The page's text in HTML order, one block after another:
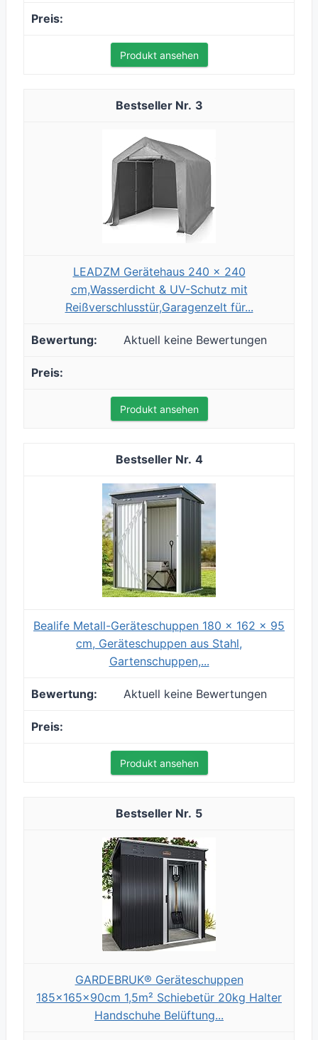
Produkt ansehen
3
LEADZM Gerätehaus 240 x 240
cm,Wasserdicht & UV-Schutz mit
Reißverschlusstür,Garagenzelt für...
Aktuell keine Bewertungen
Produkt ansehen
4
Bealife Metall-Geräteschuppen 180 x 162 x 95
cm, Geräteschuppen aus Stahl,
Gartenschuppen,...
Aktuell keine Bewertungen
Produkt ansehen
5
GARDEBRUK® Geräteschuppen
185x165x90cm 1,5m² Schiebetür 20kg Halter
Handschuhe Belüftung...